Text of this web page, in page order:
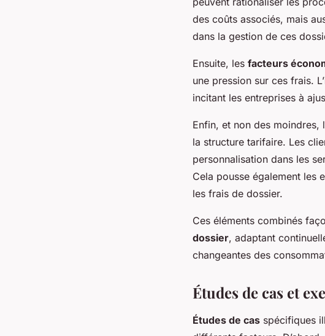
des coûts associés, mais
dans la gestion de ces
Ensuite, les facteurs
une pression sur ces frais.
incitant les entreprises à
Enfin, et non des moindres,
la structure tarifaire. Les
personnalisation dans les
Cela pousse également les
les frais de dossier.
Ces éléments combinés
dossier, adaptant
changeantes des
Études de cas et
Études de cas spécifiques